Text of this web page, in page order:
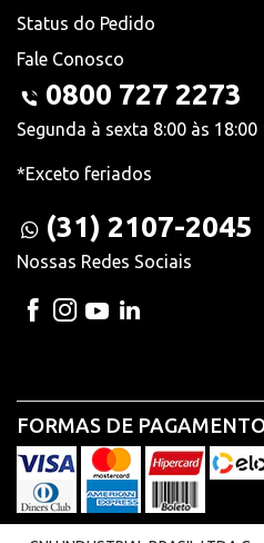
Status do Pedido
Fale Conosco
0800 727 2273
Segunda à sexta 8:00 às 18:00
*Exceto feriados
(31) 2107-2045
Nossas Redes Sociais
FORMAS DE